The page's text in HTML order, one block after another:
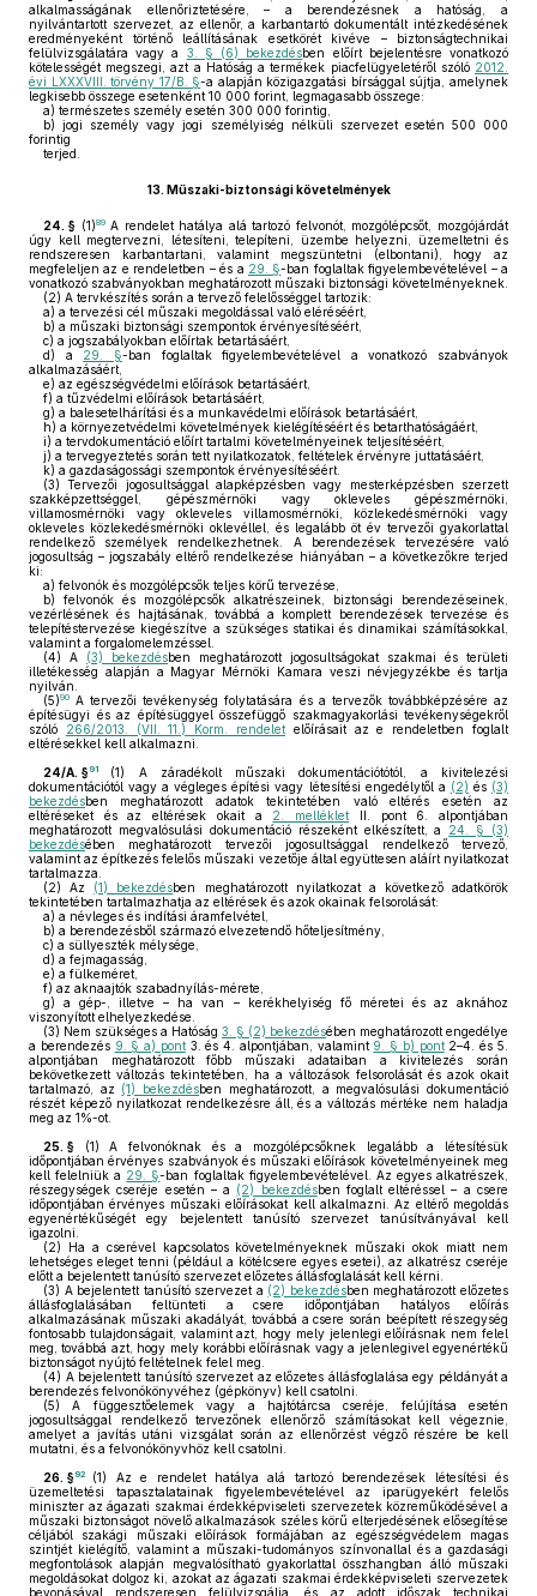
alkalmasságának ellenőriztetésére, – a berendezésnek a hatóság, a
nyilvántartott szervezet, az ellenőr, a karbantartó dokumentált intézkedésének
eredményeként történő leállításának esetkörét kivéve – biztonságtechnikai
felülvizsgálatára vagy a 3. § (6) bekezdésben előírt bejelentésre vonatkozó
kötelességét megszegi, azt a Hatóság a termékek piacfelügyeletéről szóló 2012.
évi LXXXVIII. törvény 17/B. §-a alapján közigazgatási bírsággal sújtja, amelynek
legkisebb összege esetenként 10 000 forint, legmagasabb összege:
a) természetes személy esetén 300 000 forintig,
b) jogi személy vagy jogi személyiség nélküli szervezet esetén 500 000
forintig
terjed.
13. Műszaki-biztonsági követelmények
24. § (1)89A rendelet hatálya alá tartozó felvonót, mozgólépcsőt, mozgójárdát
úgy kell megtervezni, létesíteni, telepíteni, üzembe helyezni, üzemeltetni és
rendszeresen karbantartani, valamint megszüntetni (elbontani), hogy az
megfeleljen az e rendeletben – és a 29. §-ban foglaltak figyelembevételével – a
vonatkozó szabványokban meghatározott műszaki biztonsági követelményeknek.
(2) A tervkészítés során a tervező felelősséggel tartozik:
a) a tervezési cél műszaki megoldással való eléréséért,
b) a műszaki biztonsági szempontok érvényesítéséért,
c) a jogszabályokban előírtak betartásáért,
d) a 29. §-ban foglaltak figyelembevételével a vonatkozó szabványok
alkalmazásáért,
e) az egészségvédelmi előírások betartásáért,
f) a tűzvédelmi előírások betartásáért,
g) a balesetelhárítási és a munkavédelmi előírások betartásáért,
h) a környezetvédelmi követelmények kielégítéséért és betarthatóságáért,
i) a tervdokumentáció előírt tartalmi követelményeinek teljesítéséért,
j) a tervegyeztetés során tett nyilatkozatok, feltételek érvényre juttatásáért,
k) a gazdaságossági szempontok érvényesítéséért.
(3) Tervezői jogosultsággal alapképzésben vagy mesterképzésben szerzett
szakképzettséggel, gépészmérnöki vagy okleveles gépészmérnöki,
villamosmérnöki vagy okleveles villamosmérnöki, közlekedésmérnöki vagy
okleveles közlekedésmérnöki oklevéllel, és legalább öt év tervezői gyakorlattal
rendelkező személyek rendelkezhetnek. A berendezések tervezésére való
jogosultság – jogszabály eltérő rendelkezése hiányában – a következőkre terjed
ki:
a) felvonók és mozgólépcsők teljes körű tervezése,
b) felvonók és mozgólépcsők alkatrészeinek, biztonsági berendezéseinek,
vezérlésének és hajtásának, továbbá a komplett berendezések tervezése és
telepítéstervezése kiegészítve a szükséges statikai és dinamikai számításokkal,
valamint a forgalomelemzéssel.
(4) A (3) bekezdésben meghatározott jogosultságokat szakmai és területi
illetékesség alapján a Magyar Mérnöki Kamara veszi névjegyzékbe és tartja
nyilván.
(5)90 A tervezői tevékenység folytatására és a tervezők továbbképzésére az
építésügyi és az építésüggyel összefüggő szakmagyakorlási tevékenységekről
szóló 266/2013. (VII. 11.) Korm. rendelet előírásait az e rendeletben foglalt
eltérésekkel kell alkalmazni.
24/A. §91 (1)
A záradékolt műszaki dokumentációtótól, a kivitelezési
dokumentációtól vagy a végleges építési vagy létesítési engedélytől a (2) és (3)
bekezdésben meghatározott adatok tekintetében való eltérés esetén az
eltéréseket és az eltérések okait a 2. melléklet II. pont 6. alpontjában
meghatározott megvalósulási dokumentáció részeként elkészített, a 24. § (3)
bekezdésében meghatározott tervezői jogosultsággal rendelkező tervező,
valamint az építkezés felelős műszaki vezetője által együttesen aláírt nyilatkozat
tartalmazza.
(2) Az (1) bekezdésben meghatározott nyilatkozat a következő adatkörök
tekintetében tartalmazhatja az eltérések és azok okainak felsorolását:
a) a névleges és indítási áramfelvétel,
b) a berendezésből származó elvezetendő hőteljesítmény,
c) a süllyeszték mélysége,
d) a fejmagasság,
e) a fülkeméret,
f) az aknaajtók szabadnyílás-mérete,
g) a gép-, illetve – ha van – kerékhelyiség fő méretei és az aknához
viszonyított elhelyezkedése.
(3) Nem szükséges a Hatóság 3. § (2) bekezdésében meghatározott engedélye
a berendezés 9. § a) pont3. és 4. alpontjában, valamint 9. § b) pont2–4. és 5.
alpontjában meghatározott főbb műszaki adataiban a kivitelezés során
bekövetkezett változás tekintetében, ha a változások felsorolását és azok okait
tartalmazó, az (1) bekezdésben meghatározott, a megvalósulási dokumentáció
részét képező nyilatkozat rendelkezésre áll, és a változás mértéke nem haladja
meg az 1%-ot.
25. § (1) A felvonóknak és a mozgólépcsőknek legalább a létesítésük
időpontjában érvényes szabványok és műszaki előírások követelményeinek meg
kell felelniük a 29. §-ban foglaltak figyelembevételével. Az egyes alkatrészek,
részegységek cseréje esetén – a (2) bekezdésben foglalt eltéréssel – a csere
időpontjában érvényes műszaki előírásokat kell alkalmazni. Az eltérő megoldás
egyenértékűségét egy bejelentett tanúsító szervezet tanúsítványával kell
igazolni.
(2) Ha a cserével kapcsolatos követelményeknek műszaki okok miatt nem
lehetséges eleget tenni (például a kötélcsere egyes esetei), az alkatrész cseréje
előtt a bejelentett tanúsító szervezet előzetes állásfoglalását kell kérni.
(3) A bejelentett tanúsító szervezet a (2) bekezdésben meghatározott előzetes
állásfoglalásában feltünteti a csere időpontjában hatályos előírás
alkalmazásának műszaki akadályát, továbbá a csere során beépített részegység
fontosabb tulajdonságait, valamint azt, hogy mely jelenlegi előírásnak nem felel
meg, továbbá azt, hogy mely korábbi előírásnak vagy a jelenlegivel egyenértékű
biztonságot nyújtó feltételnek felel meg.
(4) A bejelentett tanúsító szervezet az előzetes állásfoglalása egy példányát a
berendezés felvonókönyvéhez (gépkönyv) kell csatolni.
(5) A függesztőelemek vagy a hajtótárcsa cseréje, felújítása esetén
jogosultsággal rendelkező tervezőnek ellenőrző számításokat kell végeznie,
amelyet a javítás utáni vizsgálat során az ellenőrzést végző részére be kell
mutatni, és a felvonókönyvhöz kell csatolni.
26. §92 (1)
Az e rendelet hatálya alá tartozó berendezések létesítési és
üzemeltetési tapasztalatainak figyelembevételével az iparügyekért felelős
miniszter az ágazati szakmai érdekképviseleti szervezetek közreműködésével a
műszaki biztonságot növelő alkalmazások széles körű elterjedésének elősegítése
céljából szakági műszaki előírások formájában az egészségvédelem magas
szintjét kielégítő, valamint a műszaki-tudományos színvonallal és a gazdasági
megfontolások alapján megvalósítható gyakorlattal összhangban álló műszaki
megoldásokat dolgoz ki, azokat az ágazati szakmai érdekképviseleti szervezetek
bevonásával rendszeresen felülvizsgálja, és az adott időszak technikai